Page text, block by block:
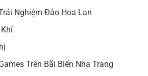
Nghiệm Đảo Hoa Lan
Trên Bãi Biển Nha Trang